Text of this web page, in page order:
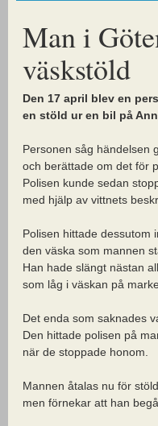
Man i
väskstöld
Den 17 april blev en
en stöld ur en bil på
Personen såg händelsen
och berättade om det för
Polisen kunde sedan
med hjälp av vittnets
Polisen hittade dessutom
den väska som mannen
Han hade slängt nästan
som låg i väskan på
Det enda som saknades
Den hittade polisen på
när de stoppade honom.
Mannen åtalas nu för stöld
men förnekar att han